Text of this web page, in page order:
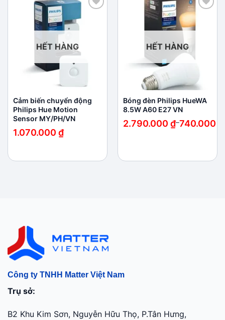
HẾT HÀNG
Cảm biến chuyển động
Philips Hue Motion
Sensor MY/PH/VN
1.070.000 ₫
Add to
wishlist
HẾT HÀNG
Bóng đèn Philips HueWA
8.5W A60 E27 VN
740.000
–
2.790.000 ₫
Khoảng
giá:
Công ty TNHH Matter Việt Nam
Trụ sở:
B2 Khu Kim Sơn, Nguyễn Hữu Thọ, P.Tân Hưng,